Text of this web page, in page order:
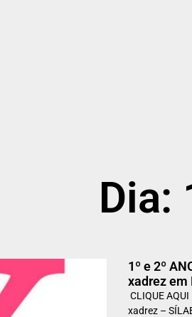
Dia:
1º e 2º
xadrez em
CLIQUE
xadrez –